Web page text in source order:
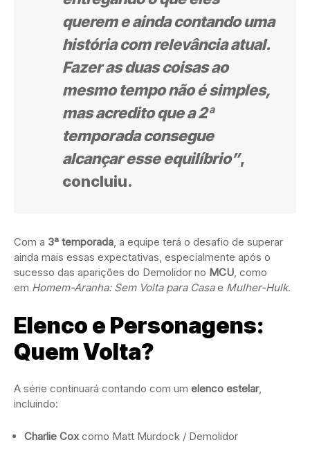
querem e ainda contando uma
história com relevância atual.
Fazer as duas coisas ao
mesmo tempo não é simples,
mas acredito que a 2ª
temporada consegue
alcançar esse equilíbrio”,
concluiu.
Com a 3ª temporada, a equipe terá o desafio de superar
ainda mais essas expectativas, especialmente após o
sucesso das aparições do Demolidor no MCU, como
em Homem-Aranha: Sem Volta para Casae Mulher-Hulk.
Elenco e Personagens:
Quem Volta?
A série continuará contando com um elenco estelar,
incluindo:
Charlie Coxcomo Matt Murdock / Demolidor